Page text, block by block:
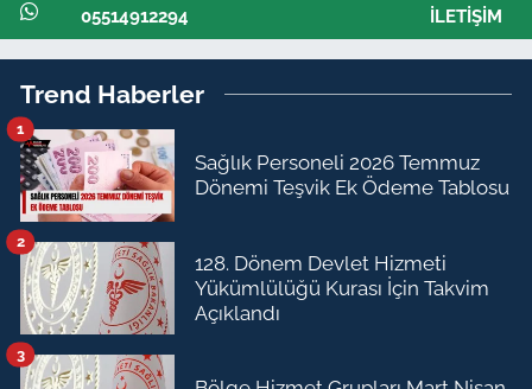
05514912294 İLETIŞIM
Trend Haberler
Sağlık Personeli 2026 Temmuz
Dönemi Teşvik Ek Ödeme Tablosu
1
128. Dönem Devlet Hizmeti
Yükümlülüğü Kurası İçin Takvim
Açıklandı
2
3